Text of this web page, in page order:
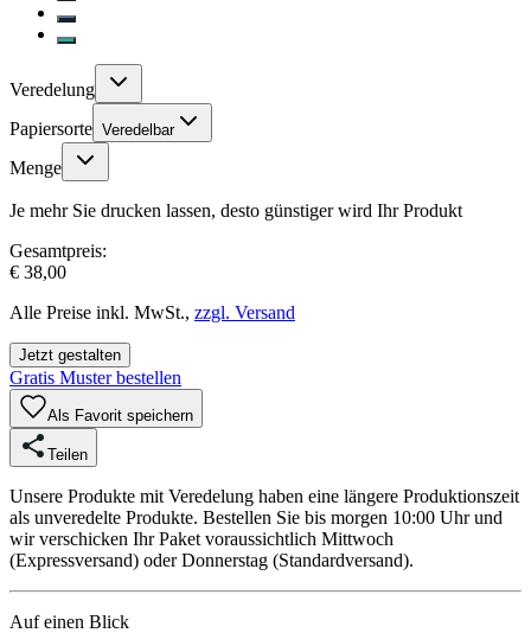
Veredelung
Papiersorte Veredelbar
Menge
Je mehr Sie drucken lassen, desto günstiger wird Ihr Produkt
Gesamtpreis:
€ 38,00
Alle Preise inkl. MwSt., zzgl. Versand
Jetzt gestalten
Gratis Muster bestellen
Als Favorit speichern
Teilen
Unsere Produkte mit Veredelung haben eine längere Produktionszeit
als unveredelte Produkte. Bestellen Sie bis morgen 10:00 Uhr und
wir verschicken Ihr Paket voraussichtlich Mittwoch
(Expressversand) oder Donnerstag (Standardversand).
Auf einen Blick